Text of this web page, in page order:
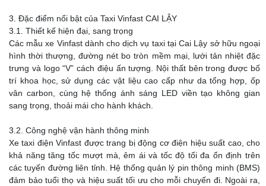
3. Đặc điểm nổi bật của Taxi Vinfast CAI LẬY
3.1. Thiết kế hiện đại, sang trọng
Các mẫu xe Vinfast dành cho dịch vụ taxi tại Cai Lậy sở hữu ngoại
hình thời thượng, đường nét bo tròn mềm mại, lưới tản nhiệt đặc
trưng và logo “V” cách điệu ấn tượng. Nội thất bên trong được bố
trí khoa học, sử dụng các vật liệu cao cấp như da tổng hợp, ốp
vân carbon, cùng hệ thống ánh sáng LED viền tạo không gian
sang trọng, thoải mái cho hành khách.
3.2. Công nghệ vận hành thông minh
Xe taxi điện Vinfast được trang bị động cơ điện hiệu suất cao, cho
khả năng tăng tốc mượt mà, êm ái và tốc độ tối đa ổn định trên
các tuyến đường liên tỉnh. Hệ thống quản lý pin thông minh (BMS)
đảm bảo tuổi thọ và hiệu suất tối ưu cho mỗi chuyến đi. Ngoài ra,